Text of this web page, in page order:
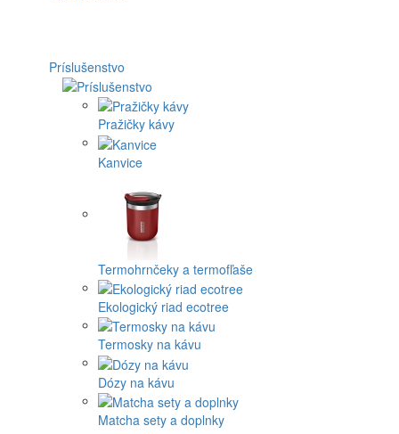
Príslušenstvo
Pražičky kávy
Kanvice
Termohrnčeky a termofľaše
Ekologický riad ecotree
Termosky na kávu
Dózy na kávu
Matcha sety a doplnky